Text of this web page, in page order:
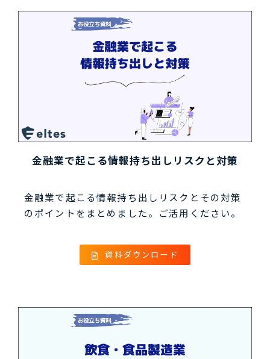
金融業で起こる情報持ち出しリスクと対策
金融業で起こる情報持ち出しリスクとその対策
のポイントをまとめました。ご活用ください。
資料ダウンロード